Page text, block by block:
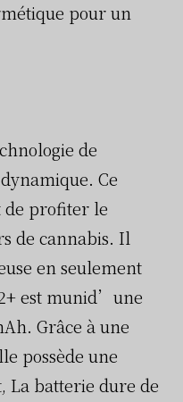
pour un
de
Ce
de profiter le
de cannabis. Il
en seulement
est munid’une
Grâce à une
possède une
La batterie dure de